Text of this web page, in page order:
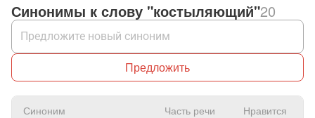
Синонимы к слову "костыляющий"20
Предложить
Синоним Часть речи Нравится